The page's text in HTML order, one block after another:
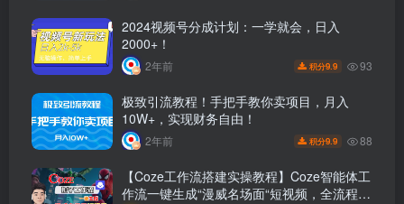
2024视频号分成计划：一学就会，日入
2000+！
2年前 积分9.9 93
极致引流教程！手把手教你卖项目，月入
10W+，实现财务自由！
2年前 积分9.9 88
【Coze工作流搭建实操教程】Coze智能体工
作流一键生成“漫威名场面“短视频，全流程保